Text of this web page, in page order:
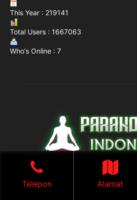
This Year : 219141
Total Users : 1667063
Who's Online : 7
Telepon Alamat